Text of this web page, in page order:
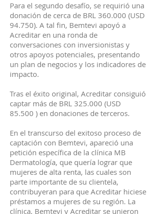
Para el segundo desafío, se requirió una
donación de cerca de BRL 360.000 (USD
94.750). A tal fin, Bemtevi apoyó a
Acreditar en una ronda de
conversaciones con inversionistas y
otros apoyos potenciales, presentando
un plan de negocios y los indicadores de
impacto.
Tras el éxito original, Acreditar consiguió
captar más de BRL 325.000 (USD
85.500 ) en donaciones de terceros.
En el transcurso del exitoso proceso de
captación con Bemtevi, apareció una
petición específica de la clínica MB
Dermatología, que quería lograr que
mujeres de alta renta, las cuales son
parte importante de su clientela,
contribuyeran para que Acreditar hiciese
préstamos a mujeres de su región. La
clínica, Bemtevi y Acreditar se unieron